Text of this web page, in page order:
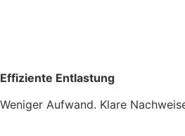
Effiziente Entlastung
Weniger Aufwand. Klare